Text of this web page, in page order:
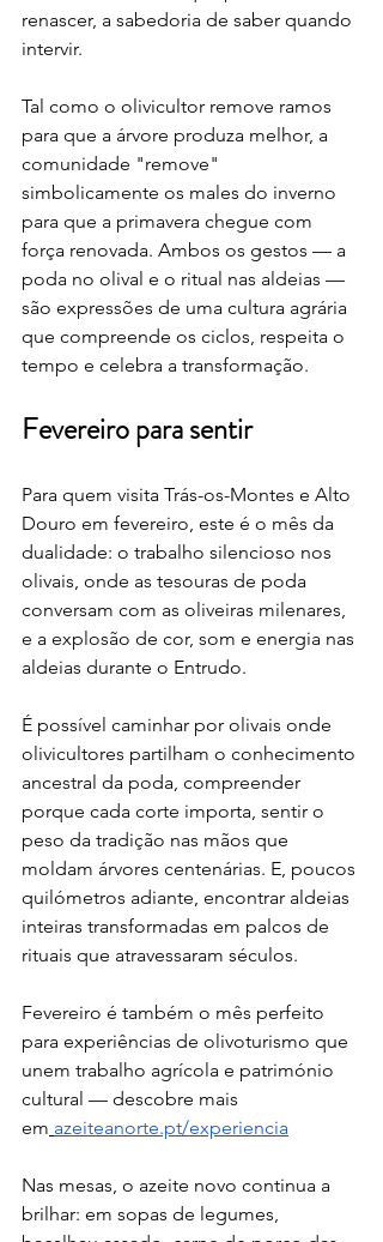
renascer, a sabedoria de saber quando
intervir.
Tal como o olivicultor remove ramos
para que a árvore produza melhor, a
comunidade "remove"
simbolicamente os males do inverno
para que a primavera chegue com
força renovada. Ambos os gestos — a
poda no olival e o ritual nas aldeias —
são expressões de uma cultura agrária
que compreende os ciclos, respeita o
tempo e celebra a transformação.
Fevereiro para sentir
Para quem visita Trás-os-Montes e Alto
Douro em fevereiro, este é o mês da
dualidade: o trabalho silencioso nos
olivais, onde as tesouras de poda
conversam com as oliveiras milenares,
e a explosão de cor, som e energia nas
aldeias durante o Entrudo.
É possível caminhar por olivais onde
olivicultores partilham o conhecimento
ancestral da poda, compreender
porque cada corte importa, sentir o
peso da tradição nas mãos que
moldam árvores centenárias. E, poucos
quilómetros adiante, encontrar aldeias
inteiras transformadas em palcos de
rituais que atravessaram séculos.
Fevereiro é também o mês perfeito
para experiências de olivoturismo que
unem trabalho agrícola e património
cultural — descobre mais
em azeiteanorte.pt/experiencia
Nas mesas, o azeite novo continua a
brilhar: em sopas de legumes,